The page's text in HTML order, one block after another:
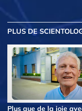
PLUS DE
Plus que de la joie